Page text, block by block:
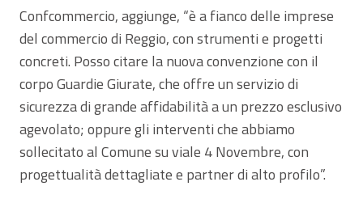
Confcommercio, aggiunge, “è a fianco delle imprese
del commercio di Reggio, con strumenti e progetti
concreti. Posso citare la nuova convenzione con il
corpo Guardie Giurate, che offre un servizio di
sicurezza di grande affidabilità a un prezzo esclusivo
agevolato; oppure gli interventi che abbiamo
sollecitato al Comune su viale 4 Novembre, con
progettualità dettagliate e partner di alto profilo”.